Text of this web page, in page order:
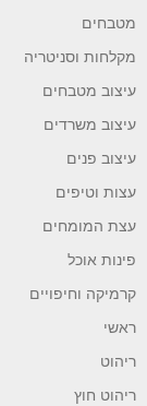
מטבחים
מקלחות וסניטריה
עיצוב מטבחים
עיצוב משרדים
עיצוב פנים
עצות וטיפים
עצת המומחים
פינות אוכל
קרמיקה וחיפויים
ראשי
ריהוט
ריהוט חוץ